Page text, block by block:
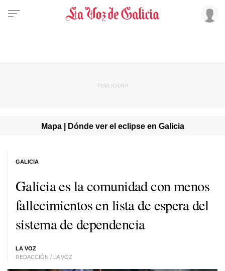
Mapa | Dónde ver el eclipse en Galicia
Galicia es la comunidad con menos
fallecimientos en lista de espera del
sistema de dependencia
LA VOZ
REDACCIÓN / LA VOZ
GALICIA